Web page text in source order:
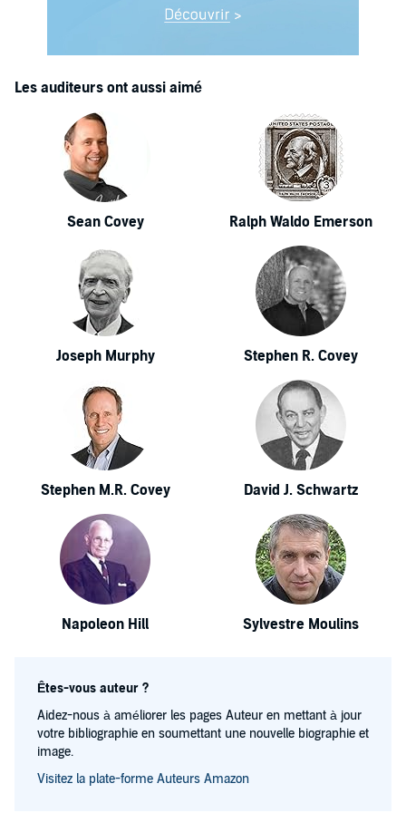
Les auditeurs ont aussi aimé
Sean Covey Ralph Waldo Emerson
Joseph Murphy Stephen R. Covey
Stephen M.R. Covey David J. Schwartz
Napoleon Hill Sylvestre Moulins
Êtes-vous auteur ?
Aidez-nous à améliorer les pages Auteur en mettant à jour
votre bibliographie en soumettant une nouvelle biographie et
image.
Visitez la plate-forme Auteurs Amazon